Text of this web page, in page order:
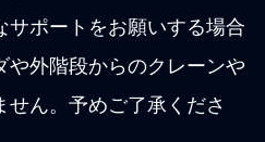
サポートをお願いする場合
や外階段からのクレーンや
せん。予めご了承くださ